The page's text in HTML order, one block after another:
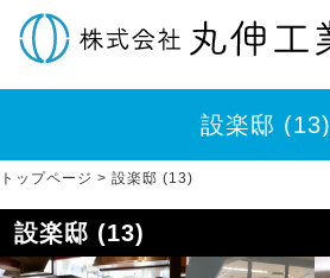
設楽邸 (13)
トップページ > 設楽邸 (13)
設楽邸 (13)